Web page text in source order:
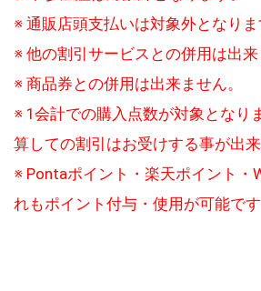
※ 通販店頭支払いは対象外となりま
※ 他の割引サービスとの併用は出来
※ 商品券との併用は出来ません。
※ 1会計での購入点数が対象となり
算しての割引はお受けする事が出来
※ Pontaポイント・楽天ポイント・
れもポイント付与・使用が可能です